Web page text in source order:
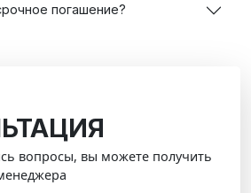
погашение?
вопросы, вы можете получить